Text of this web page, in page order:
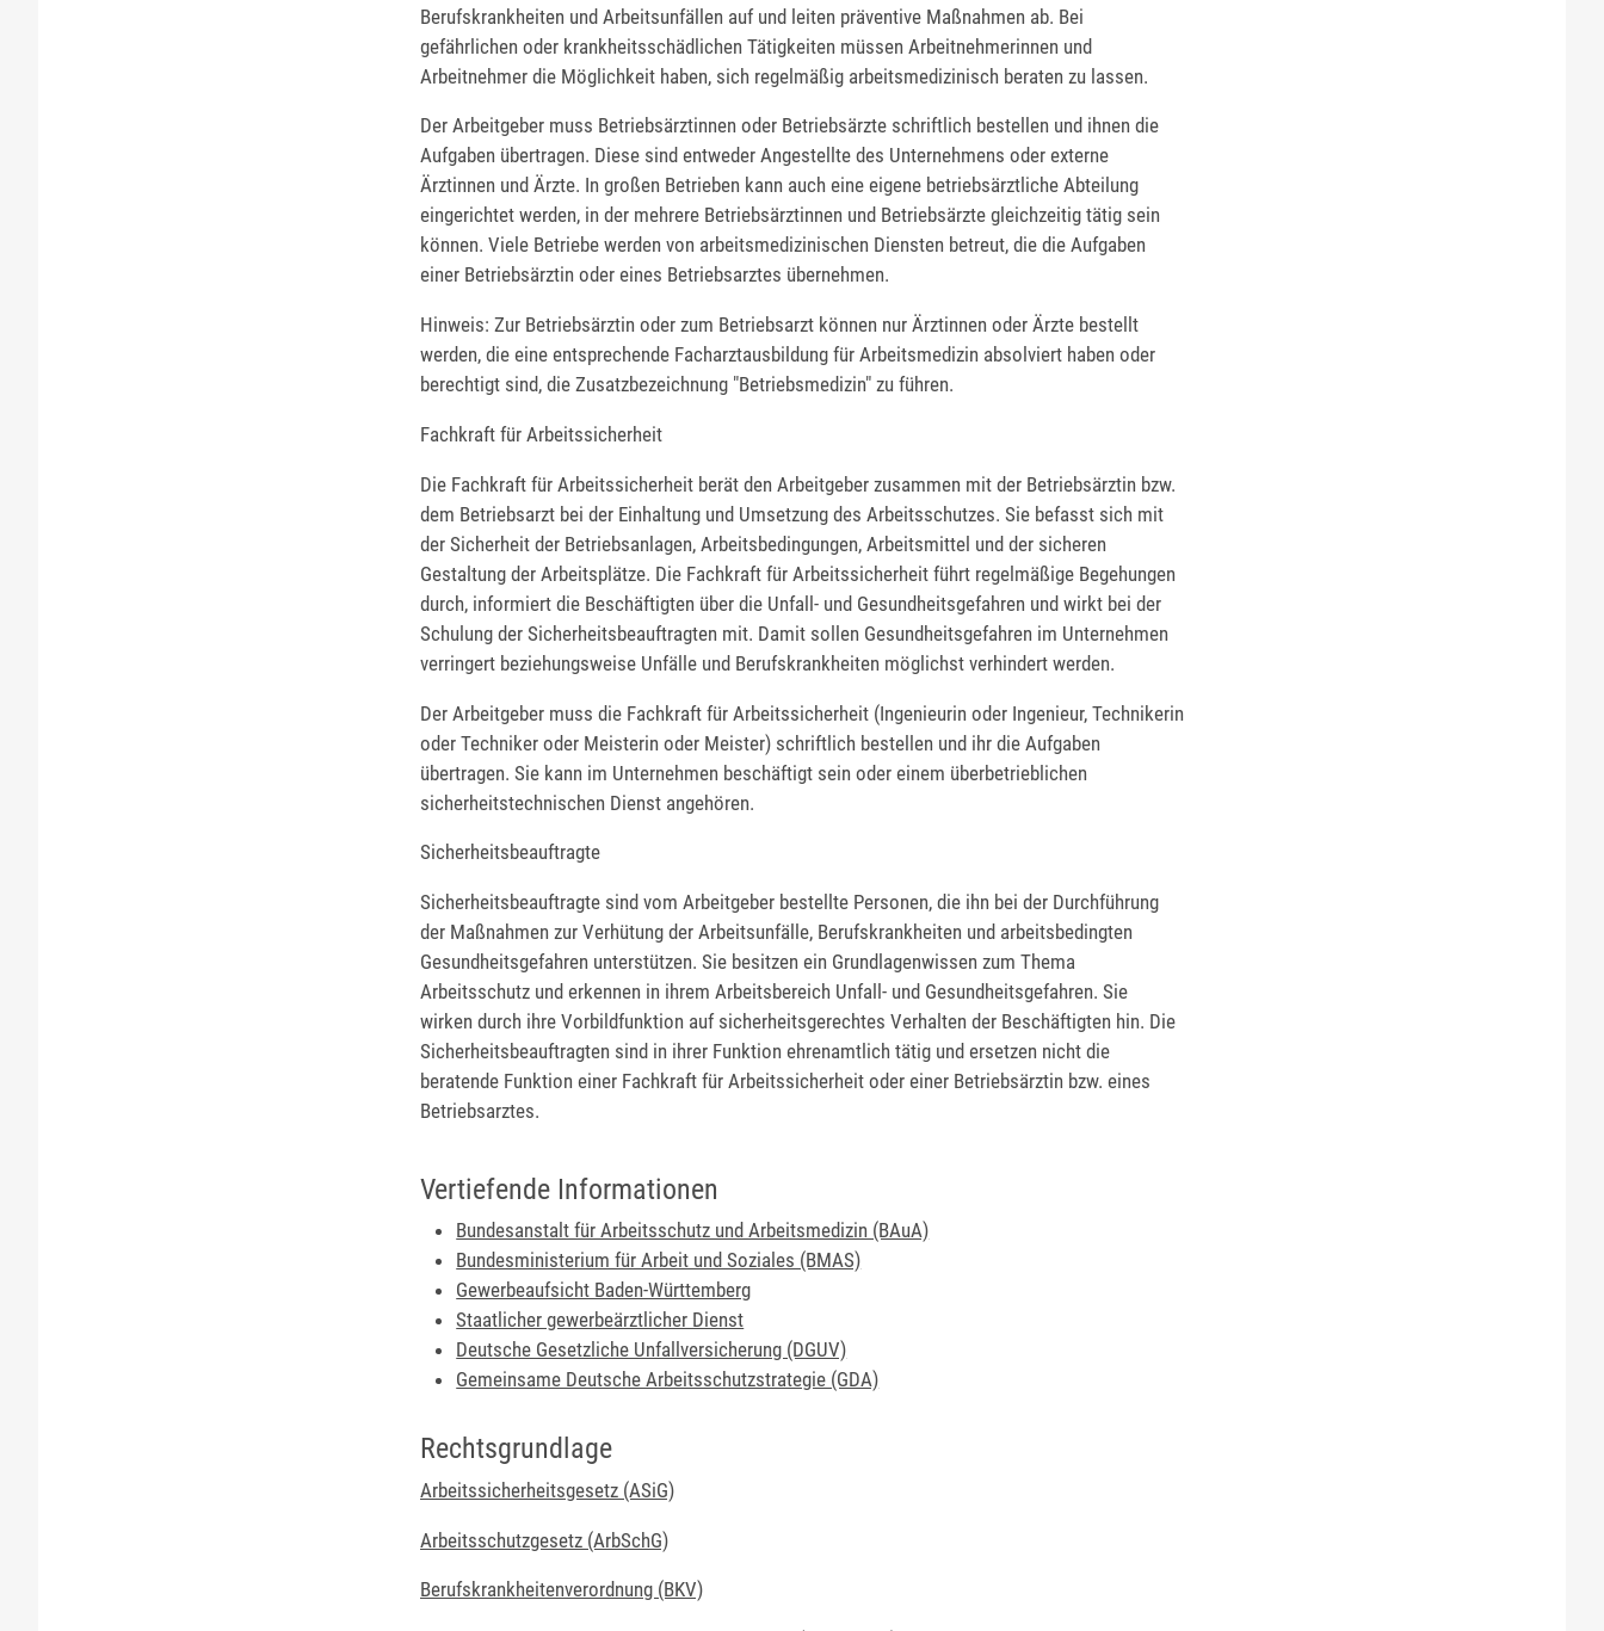
Berufskrankheiten und Arbeitsunfällen auf und leiten präventive Maßnahmen ab. Bei
gefährlichen oder krankheitsschädlichen Tätigkeiten müssen Arbeitnehmerinnen und
Arbeitnehmer die Möglichkeit haben, sich regelmäßig arbeitsmedizinisch beraten zu lassen.
Der Arbeitgeber muss Betriebsärztinnen oder Betriebsärzte schriftlich bestellen und ihnen die
Aufgaben übertragen. Diese sind entweder Angestellte des Unternehmens oder externe
Ärztinnen und Ärzte. In großen Betrieben kann auch eine eigene betriebsärztliche Abteilung
eingerichtet werden, in der mehrere Betriebsärztinnen und Betriebsärzte gleichzeitig tätig sein
können. Viele Betriebe werden von arbeitsmedizinischen Diensten betreut, die die Aufgaben
einer Betriebsärztin oder eines Betriebsarztes übernehmen.
Hinweis: Zur Betriebsärztin oder zum Betriebsarzt können nur Ärztinnen oder Ärzte bestellt
werden, die eine entsprechende Facharztausbildung für Arbeitsmedizin absolviert haben oder
berechtigt sind, die Zusatzbezeichnung "Betriebsmedizin" zu führen.
Fachkraft für Arbeitssicherheit
Die Fachkraft für Arbeitssicherheit berät den Arbeitgeber zusammen mit der Betriebsärztin bzw.
dem Betriebsarzt bei der Einhaltung und Umsetzung des Arbeitsschutzes. Sie befasst sich mit
der Sicherheit der Betriebsanlagen, Arbeitsbedingungen, Arbeitsmittel und der sicheren
Gestaltung der Arbeitsplätze. Die Fachkraft für Arbeitssicherheit führt regelmäßige Begehungen
durch, informiert die Beschäftigten über die Unfall- und Gesundheitsgefahren und wirkt bei der
Schulung der Sicherheitsbeauftragten mit. Damit sollen Gesundheitsgefahren im Unternehmen
verringert beziehungsweise Unfälle und Berufskrankheiten möglichst verhindert werden.
Der Arbeitgeber muss die Fachkraft für Arbeitssicherheit (Ingenieurin oder Ingenieur, Technikerin
oder Techniker oder Meisterin oder Meister) schriftlich bestellen und ihr die Aufgaben
übertragen. Sie kann im Unternehmen beschäftigt sein oder einem überbetrieblichen
sicherheitstechnischen Dienst angehören.
Sicherheitsbeauftragte
Sicherheitsbeauftragte sind vom Arbeitgeber bestellte Personen, die ihn bei der Durchführung
der Maßnahmen zur Verhütung der Arbeitsunfälle, Berufskrankheiten und arbeitsbedingten
Gesundheitsgefahren unterstützen. Sie besitzen ein Grundlagenwissen zum Thema
Arbeitsschutz und erkennen in ihrem Arbeitsbereich Unfall- und Gesundheitsgefahren. Sie
wirken durch ihre Vorbildfunktion auf sicherheitsgerechtes Verhalten der Beschäftigten hin. Die
Sicherheitsbeauftragten sind in ihrer Funktion ehrenamtlich tätig und ersetzen nicht die
beratende Funktion einer Fachkraft für Arbeitssicherheit oder einer Betriebsärztin bzw. eines
Betriebsarztes.
Vertiefende Informationen
Bundesanstalt für Arbeitsschutz und Arbeitsmedizin (BAuA)
Bundesministerium für Arbeit und Soziales (BMAS)
Gewerbeaufsicht Baden-Württemberg
Staatlicher gewerbeärztlicher Dienst
Deutsche Gesetzliche Unfallversicherung (DGUV)
Gemeinsame Deutsche Arbeitsschutzstrategie (GDA)
Rechtsgrundlage
Arbeitssicherheitsgesetz (ASiG)
Arbeitsschutzgesetz (ArbSchG)
Berufskrankheitenverordnung (BKV)